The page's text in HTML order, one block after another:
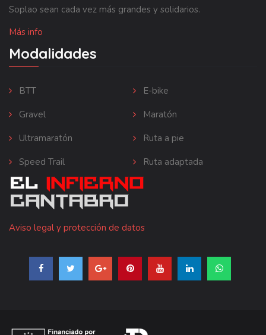
Soplao sean cada vez más grandes y solidarios.
Más info
Modalidades
BTT
E-bike
Gravel
Maratón
Ultramaratón
Ruta a pie
Speed Trail
Ruta adaptada
Aviso legal y protección de datos